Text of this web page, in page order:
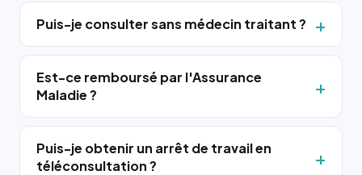
Puis-je consulter sans médecin traitant ?
Est-ce remboursé par l'Assurance
Maladie ?
Puis-je obtenir un arrêt de travail en
téléconsultation ?